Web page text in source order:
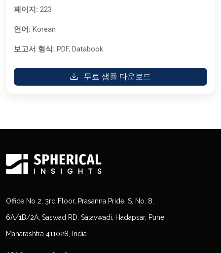
페이지: 223
언어: Korean
보고서 형식: PDF, Databook
무료 샘플 다운로드
Office No 2, 3rd Floor, Prasanna Pride, S. No. 8,
6A/1B/2A, Saswad RD, Satavwadi, Hadapsar, Pune,
Maharashtra 411028, India